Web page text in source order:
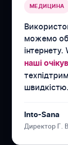
МЕДИЦИНА
можемо
інтернету.
наші
швидкістю.
Into-Sana
Директор Г.